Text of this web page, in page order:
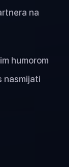
na
humorom
nasmijati